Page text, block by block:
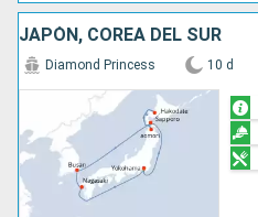
JAPÓN, COREA DEL SUR
Diamond Princess 10 d